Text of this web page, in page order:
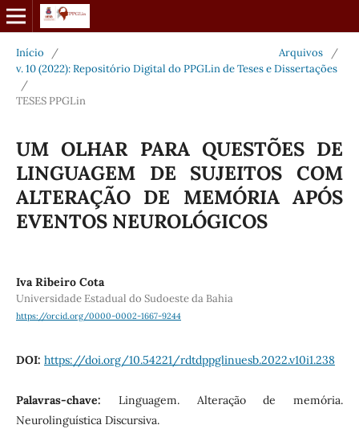
Início / Arquivos
/
v. 10 (2022): Repositório Digital do PPGLin de Teses e Dissertações
/
TESES PPGLin
UM OLHAR PARA QUESTÕES DE
LINGUAGEM DE SUJEITOS COM
ALTERAÇÃO DE MEMÓRIA APÓS
EVENTOS NEUROLÓGICOS
Iva Ribeiro Cota
Universidade Estadual do Sudoeste da Bahia
https://orcid.org/0000-0002-1667-9244
DOI: https://doi.org/10.54221/rdtdppglinuesb.2022.v10i1.238
Palavras-chave: Linguagem. Alteração de memória.
Neurolinguística Discursiva.